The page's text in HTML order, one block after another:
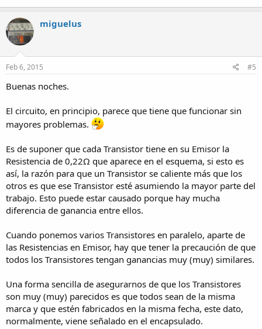
miguelus
Feb 6, 2015 #5
Buenas noches.
El circuito, en principio, parece que tiene que funcionar sin
mayores problemas.
Es de suponer que cada Transistor tiene en su Emisor la
Resistencia de 0,22Ω que aparece en el esquema, si esto es
así, la razón para que un Transistor se caliente más que los
otros es que ese Transistor esté asumiendo la mayor parte del
trabajo. Esto puede estar causado porque hay mucha
diferencia de ganancia entre ellos.
Cuando ponemos varios Transistores en paralelo, aparte de
las Resistencias en Emisor, hay que tener la precaución de que
todos los Transistores tengan ganancias muy (muy) similares.
Una forma sencilla de asegurarnos de que los Transistores
son muy (muy) parecidos es que todos sean de la misma
marca y que estén fabricados en la misma fecha, este dato,
normalmente, viene señalado en el encapsulado.